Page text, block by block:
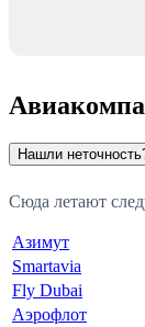
Нашли
Сюда летают
Азимут
Smartavia
Fly Dubai
Аэрофлот